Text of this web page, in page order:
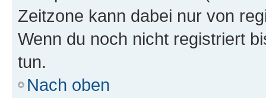
Zeitzone kann dabei nur von
Wenn du noch nicht registriert
tun.
Nach oben